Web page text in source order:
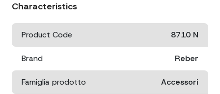
Characteristics
Product Code 8710 N
Brand Reber
Famiglia prodotto Accessori